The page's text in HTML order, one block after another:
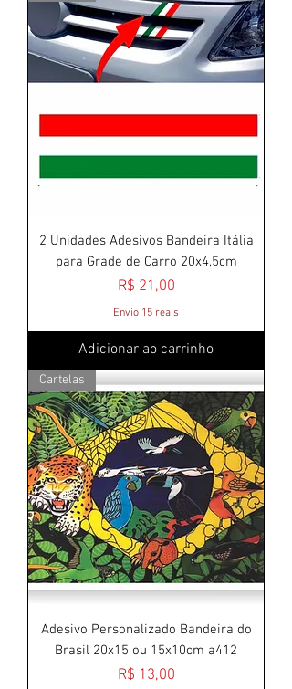
2 Unidades Adesivos Bandeira Itália
para Grade de Carro 20x4,5cm
Preço
R$ 21,00
Envio 15 reais
Adicionar ao carrinho
Cartelas
Adesivo Personalizado Bandeira do
Brasil 20x15 ou 15x10cm a412
Preço
R$ 13,00